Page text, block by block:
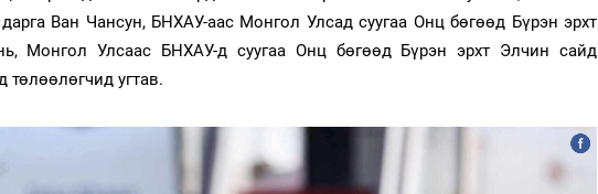
Ван Чансун, БНХАУ-аас Монгол Улсад суугаа Онц бөгөөд Бүрэн эрхт
Монгол Улсаас БНХАУ-д суугаа Онц бөгөөд Бүрэн эрхт Элчин сайд
угтав.